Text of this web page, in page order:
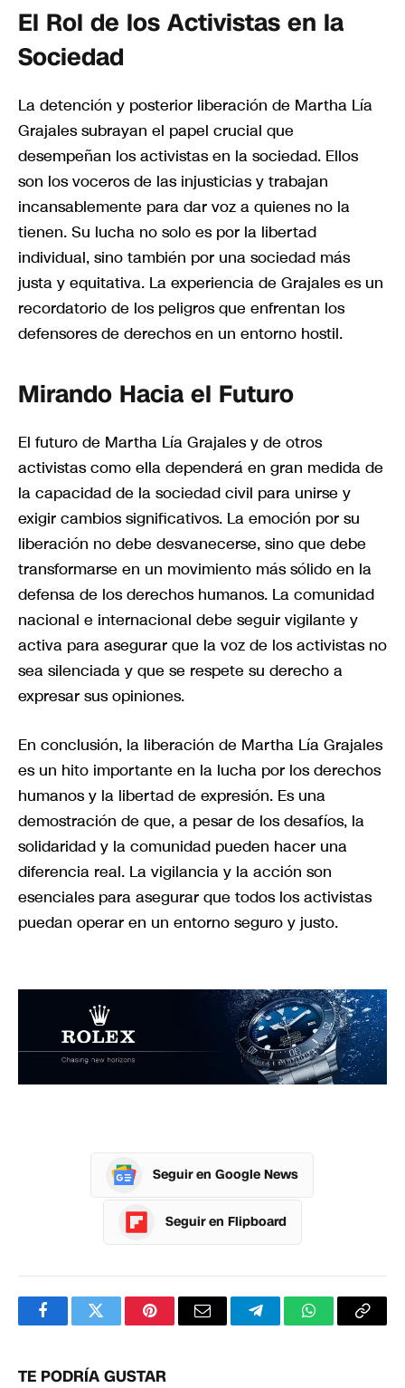
El Rol de los Activistas en la
Sociedad
La detención y posterior liberación de Martha Lía
Grajales subrayan el papel crucial que
desempeñan los activistas en la sociedad. Ellos
son los voceros de las injusticias y trabajan
incansablemente para dar voz a quienes no la
tienen. Su lucha no solo es por la libertad
individual, sino también por una sociedad más
justa y equitativa. La experiencia de Grajales es un
recordatorio de los peligros que enfrentan los
defensores de derechos en un entorno hostil.
Mirando Hacia el Futuro
El futuro de Martha Lía Grajales y de otros
activistas como ella dependerá en gran medida de
la capacidad de la sociedad civil para unirse y
exigir cambios significativos. La emoción por su
liberación no debe desvanecerse, sino que debe
transformarse en un movimiento más sólido en la
defensa de los derechos humanos. La comunidad
nacional e internacional debe seguir vigilante y
activa para asegurar que la voz de los activistas no
sea silenciada y que se respete su derecho a
expresar sus opiniones.
En conclusión, la liberación de Martha Lía Grajales
es un hito importante en la lucha por los derechos
humanos y la libertad de expresión. Es una
demostración de que, a pesar de los desafíos, la
solidaridad y la comunidad pueden hacer una
diferencia real. La vigilancia y la acción son
esenciales para asegurar que todos los activistas
puedan operar en un entorno seguro y justo.
Seguir en Google News
Seguir en Flipboard
FacebookTwitterPinterestCorreoTelegramWhatsApp
TE PODRÍA GUSTAR